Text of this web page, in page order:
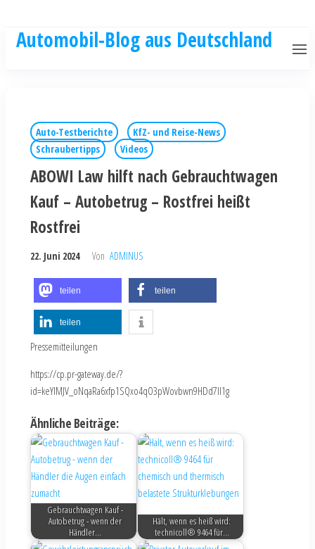
Automobil-Blog aus Deutschland
Auto-Testberichte
KfZ- und Reise-News
Schraubertipps
Videos
ABOWI Law hilft nach Gebrauchtwagen
Kauf – Autobetrug – Rostfrei heißt
Rostfrei
22. Juni 2024 Von ADMINUS
teilen teilen
teilen
Pressemitteilungen
https://cp.pr-gateway.de/?
id=keYlMJV_oNqaRa6xfp1SQxo4qO3pWovbwn9HDd7Il1g
Ähnliche Beiträge:
Gebrauchtwagen Kauf -
Autobetrug - wenn der
Händler…
Hält, wenn es heiß wird:
technicoll® 9464 für…